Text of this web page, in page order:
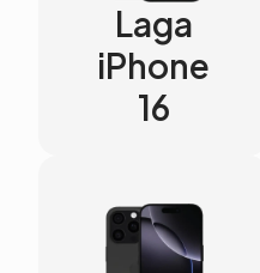
Laga
iPhone
16